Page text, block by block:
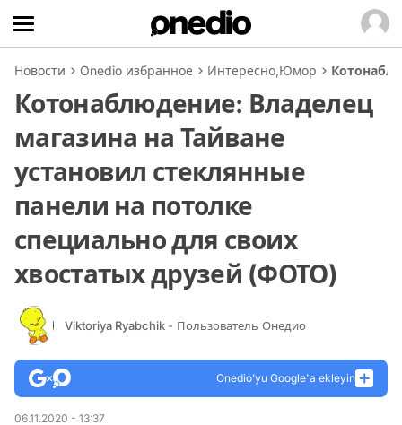
Новости Onedio избранное Интересно,Юмор
Котонаблюдение: Владелец
магазина на Тайване
установил стеклянные
панели на потолке
специально для своих
хвостатых друзей (ФОТО)
Viktoriya Ryabchik - Пользователь Онедио
Onedio’yu Google'a ekleyin
06.11.2020 - 13:37